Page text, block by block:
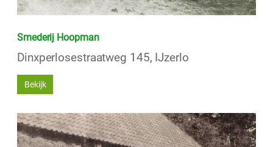
Smederij Hoopman
Dinxperlosestraatweg 145, IJzerlo
Bekijk